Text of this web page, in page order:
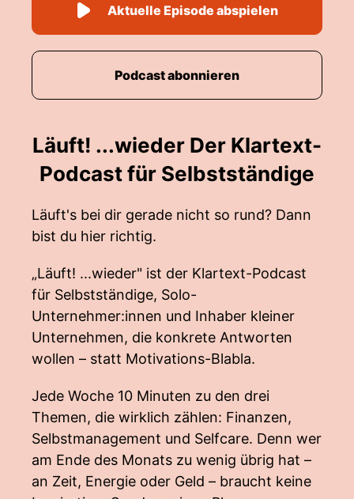
Läuft! ...wieder Der Klartext-
Podcast für Selbstständige
Läuft's bei dir gerade nicht so rund? Dann
bist du hier richtig.
„Läuft! ...wieder" ist der Klartext-Podcast
für Selbstständige, Solo-
Unternehmer:innen und Inhaber kleiner
Unternehmen, die konkrete Antworten
wollen – statt Motivations-Blabla.
Jede Woche 10 Minuten zu den drei
Themen, die wirklich zählen: Finanzen,
Selbstmanagement und Selfcare. Denn wer
am Ende des Monats zu wenig übrig hat –
an Zeit, Energie oder Geld – braucht keine
Aktuelle Episode abspielen
Podcast abonnieren